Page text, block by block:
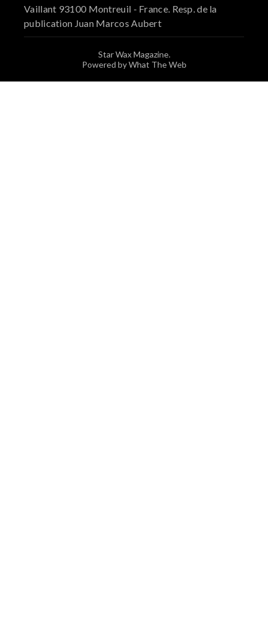
Vaillant 93100 Montreuil - France. Resp. de la
publication Juan Marcos Aubert
Star Wax Magazine.
Powered by What The Web